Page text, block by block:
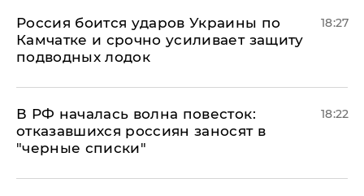
Россия боится ударов Украины по
Камчатке и срочно усиливает защиту
подводных лодок
18:27
​В РФ началась волна повесток:
отказавшихся россиян заносят в
"черные списки"
18:22